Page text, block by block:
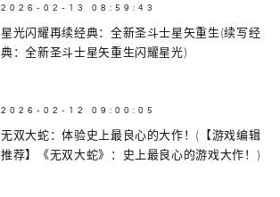
2026-02-13 08:59:43
星光闪耀再续经典：全新圣斗士星矢重生(续写经
典：全新圣斗士星矢重生闪耀星光)
2026-02-12 09:00:05
无双大蛇：体验史上最良心的大作！(【游戏编辑
推荐】《无双大蛇》：史上最良心的游戏大作！)